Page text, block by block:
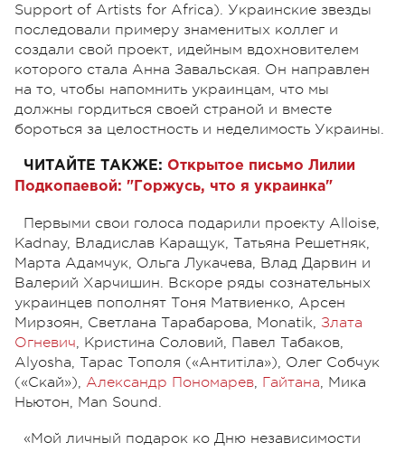
Support of Artists for Africa). Украинские звезды
последовали примеру знаменитых коллег и
создали свой проект, идейным вдохновителем
которого стала Анна Завальская. Он направлен
на то, чтобы напомнить украинцам, что мы
должны гордиться своей страной и вместе
бороться за целостность и неделимость Украины.
ЧИТАЙТЕ ТАКЖЕ: Открытое письмо Лилии
Подкопаевой: "Горжусь, что я украинка"
Первыми свои голоса подарили проекту Alloise,
Kadnay, Владислав Каращук, Татьяна Решетняк,
Марта Адамчук, Ольга Лукачева, Влад Дарвин и
Валерий Харчишин. Вскоре ряды сознательных
украинцев пополнят Тоня Матвиенко, Арсен
Мирзоян, Светлана Тарабарова, Monatik, Злата
Огневич, Кристина Соловий, Павел Табаков,
Alyosha, Тарас Тополя («Антитiла»), Олег Собчук
(«Скай»), Александр Пономарев, Гайтана, Мика
Ньютон, Man Sound.
«Мой личный подарок ко Дню независимости